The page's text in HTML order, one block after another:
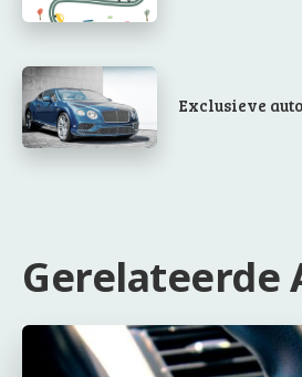
Exclusieve
Gerelateerde